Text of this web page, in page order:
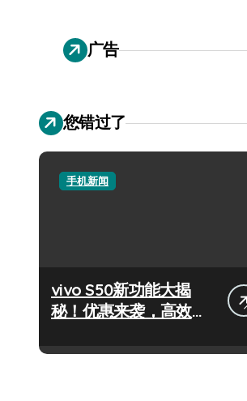
广告
您错过了
手机新闻
vivo S50新功能大揭
秘！优惠来袭，高效玩